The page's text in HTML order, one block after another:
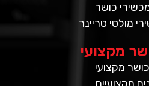
כושר
מולטי טריינר
מקצועי
מקצועי